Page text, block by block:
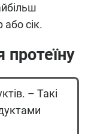
або сік.
– Такі